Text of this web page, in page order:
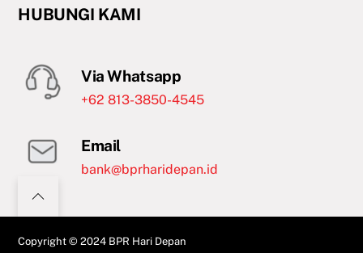
HUBUNGI KAMI
Via Whatsapp
+62 813-3850-4545
Email
bank@bprharidepan.id
Copyright © 2024 BPR Hari Depan